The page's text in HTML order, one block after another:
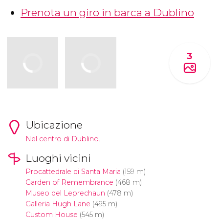
Prenota un giro in barca a Dublino
3
Ubicazione
Nel centro di Dublino.
Luoghi vicini
Procattedrale di Santa Maria (159 m)
Garden of Remembrance (468 m)
Museo del Leprechaun (478 m)
Galleria Hugh Lane (495 m)
Custom House (545 m)